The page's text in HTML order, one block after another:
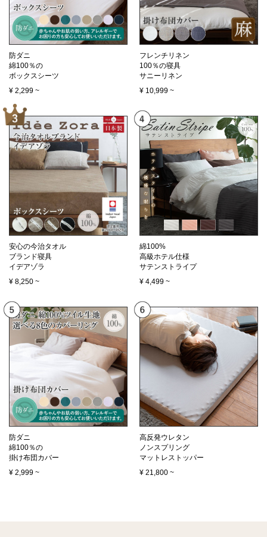
防ダニ
綿100％の
ボックスシーツ
¥ 2,299 ~
フレンチリネン
100％の寝具
サニーリネン
¥ 10,999 ~
安心の今治タオル
ブランド寝具
イデアゾラ
¥ 8,250 ~
綿100%
高級ホテル仕様
サテンストライプ
¥ 4,499 ~
防ダニ
綿100％の
掛け布団カバー
¥ 2,999 ~
高反発ウレタン
ノンスプリング
マットレストッパー
¥ 21,800 ~